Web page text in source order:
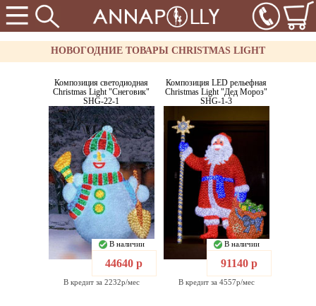
НОВОГОДНИЕ ТОВАРЫ CHRISTMAS LIGHT
Композиция светодиодная
Christmas Light "Снеговик"
SHG-22-1
В наличии
44640 р
В кредит за 2232р/мес
Композиция LED рельефная
Christmas Light "Дед Мороз"
SHG-1-3
В наличии
91140 р
В кредит за 4557р/мес